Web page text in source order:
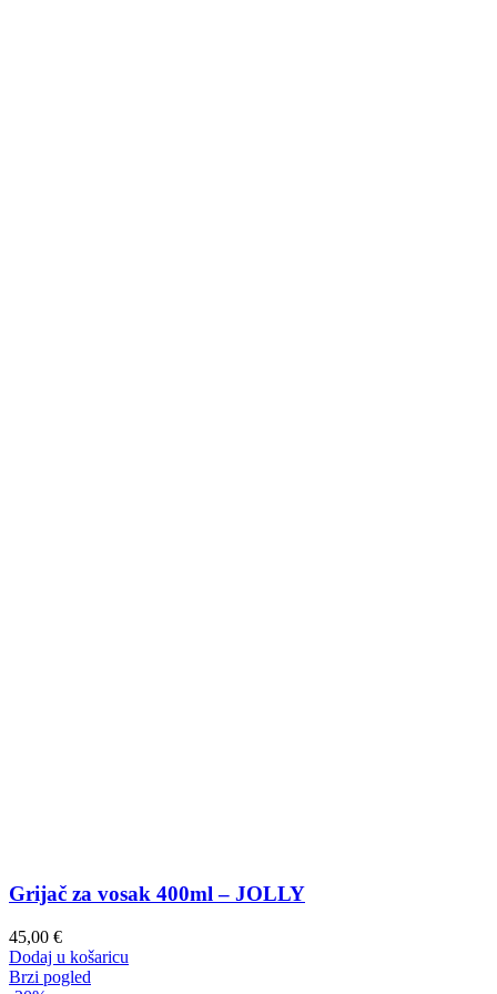
Grijač za vosak 400ml – JOLLY
45,00 €
Dodaj u košaricu
Brzi pogled